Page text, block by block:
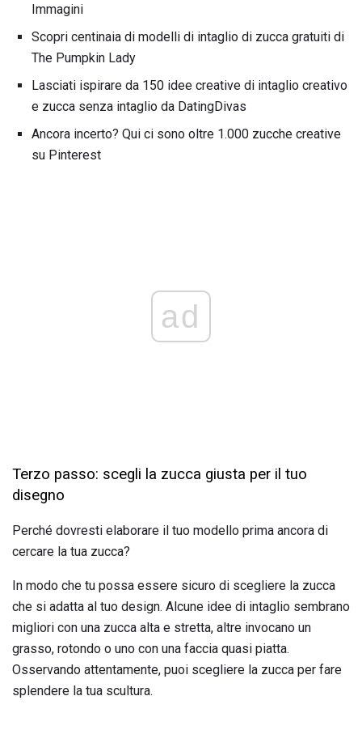
Immagini
Scopri centinaia di modelli di intaglio di zucca gratuiti di
The Pumpkin Lady
Lasciati ispirare da 150 idee creative di intaglio creativo
e zucca senza intaglio da DatingDivas
Ancora incerto? Qui ci sono oltre 1.000 zucche creative
su Pinterest
ad
Terzo passo: scegli la zucca giusta per il tuo
disegno
Perché dovresti elaborare il tuo modello prima ancora di
cercare la tua zucca?
In modo che tu possa essere sicuro di scegliere la zucca
che si adatta al tuo design. Alcune idee di intaglio sembrano
migliori con una zucca alta e stretta, altre invocano un
grasso, rotondo o uno con una faccia quasi piatta.
Osservando attentamente, puoi scegliere la zucca per fare
splendere la tua scultura.